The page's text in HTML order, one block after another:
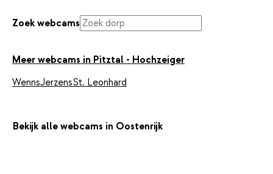
Zoek webcams
Meer webcams in Pitztal - Hochzeiger
WennsJerzensSt. Leonhard
Bekijk alle webcams in Oostenrijk